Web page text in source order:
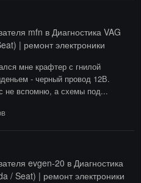
mfn в Диагностика VAG
| ремонт электроники
мне крафтер с гнилой
- черный провод 12В.
не вспомню, а схемы под...
evgen-20 в Диагностика
/ Seat) | ремонт электроники